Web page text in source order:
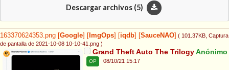
Descargar archivos (5)
163370624353.png Google ImgOps iqdb SauceNAO ( 101.37KB , Captura
de pantalla de 2021-10-08 10-10-41.png )
Grand Theft Auto The TrilogyAnónimo
OP 08/10/21 15:17